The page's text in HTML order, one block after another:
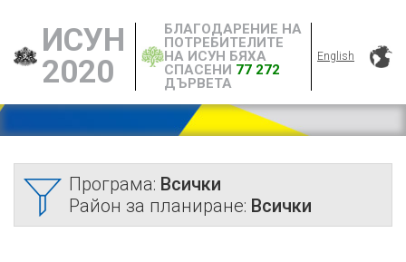
ИСУН
2020
БЛАГОДАРЕНИЕ НА
ПОТРЕБИТЕЛИТЕ
НА ИСУН БЯХА
СПАСЕНИ 77 272
ДЪРВЕТА
English
Програма: Всички
Район за планиране: Всички